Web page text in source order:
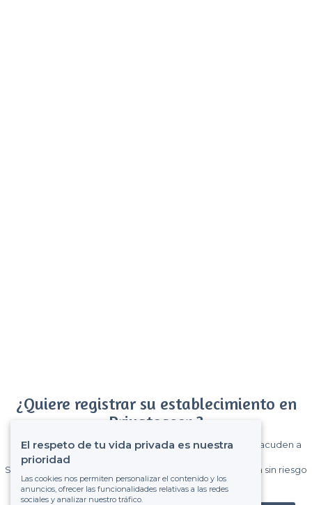
¿Quiere registrar su establecimiento en
Privateaser ?
Gane muchos clientes entre el millón de visitantes que acuden a
Sin comisiones y sin compromiso, pagas una cantidad fija sin riesgo
de ver la factura.
El respeto de tu vida privada es nuestra
prioridad
Las cookies nos permiten personalizar el contenido y los
anuncios, ofrecer las funcionalidades relativas a las redes
sociales y analizar nuestro tráfico.